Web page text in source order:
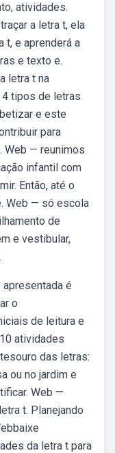
atividades.
a letra t, ela
t, e aprenderá a
e texto e.
letra t na
tipos de letras.
e este
para
Web — reunimos
infantil com
Então, até o
Web — só escola
de
e vestibular,
é
o
de leitura e
atividades
das letras:
ou no jardim e
Web —
t. Planejando
da letra t para